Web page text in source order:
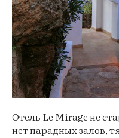
Отель Le Mirage не
нет парадных залов,